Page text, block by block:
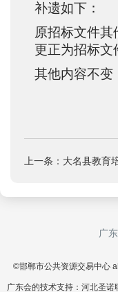
补遗如下：
原招标文件其
更正为招标文
其他内容不变
上一条：大名县教
广
©邯郸市公共资源交易中心
广东会的技术支持：河北圣